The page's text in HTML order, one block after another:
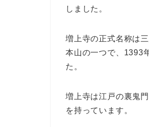
しました。
増上寺の正式名称は
本山の一つで、1393
た。
増上寺は江戸の裏鬼
を持っています。